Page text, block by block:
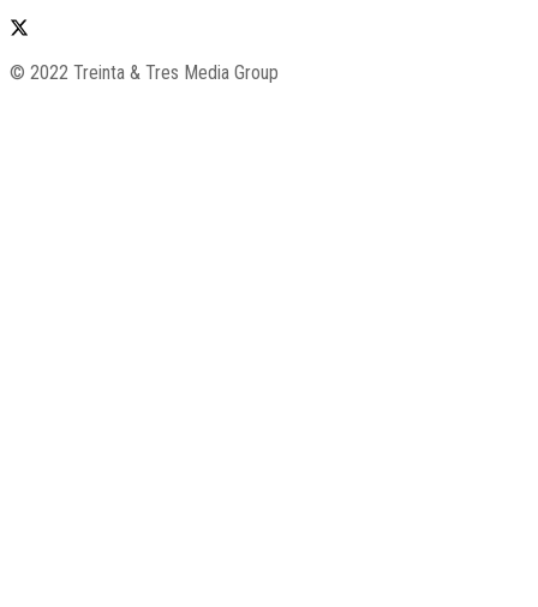
© 2022 Treinta & Tres Media Group